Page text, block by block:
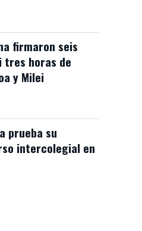
firmaron seis
tres horas de
y Milei
prueba su
intercolegial en